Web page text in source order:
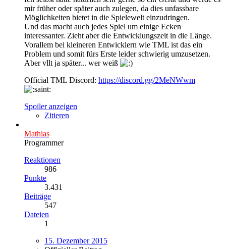
mir früher oder später auch zulegen, da dies unfassbare
Möglichkeiten bietet in die Spielewelt einzudringen.
Und das macht auch jedes Spiel um einige Ecken
interessanter. Zieht aber die Entwicklungszeit in die Länge.
Vorallem bei kleineren Entwicklern wie TML ist das ein
Problem und somit fürs Erste leider schwierig umzusetzen.
Aber vllt ja später... wer weiß
Official TML Discord: https://discord.gg/2MeNWwm
Spoiler anzeigen
Zitieren
Mathias
Programmer
Reaktionen
986
Punkte
3.431
Beiträge
547
Dateien
1
15. Dezember 2015